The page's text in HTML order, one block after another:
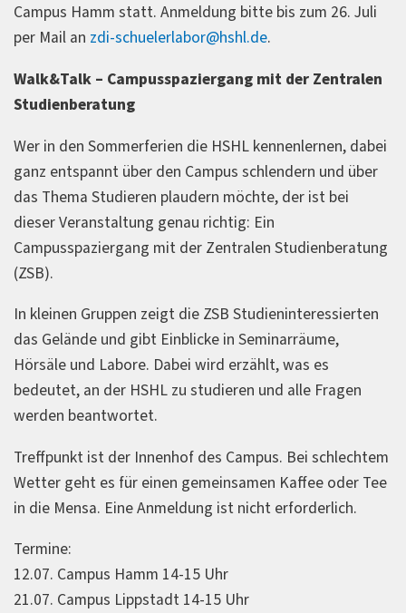
Campus Hamm statt. Anmeldung bitte bis zum 26. Juli
per Mail an zdi-schuelerlabor@hshl.de.
Walk&Talk – Campusspaziergang mit der Zentralen
Studienberatung
Wer in den Sommerferien die HSHL kennenlernen, dabei
ganz entspannt über den Campus schlendern und über
das Thema Studieren plaudern möchte, der ist bei
dieser Veranstaltung genau richtig: Ein
Campusspaziergang mit der Zentralen Studienberatung
(ZSB).
In kleinen Gruppen zeigt die ZSB Studieninteressierten
das Gelände und gibt Einblicke in Seminarräume,
Hörsäle und Labore. Dabei wird erzählt, was es
bedeutet, an der HSHL zu studieren und alle Fragen
werden beantwortet.
Treffpunkt ist der Innenhof des Campus. Bei schlechtem
Wetter geht es für einen gemeinsamen Kaffee oder Tee
in die Mensa. Eine Anmeldung ist nicht erforderlich.
Termine:
12.07. Campus Hamm 14-15 Uhr
21.07. Campus Lippstadt 14-15 Uhr